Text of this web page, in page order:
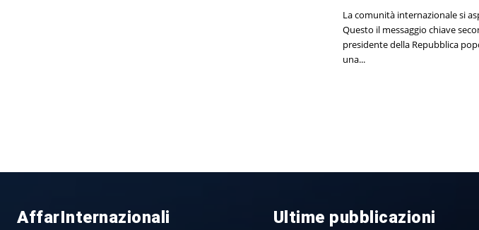
La comunità internazionale si
Questo il messaggio chiave
presidente della Repubblica
una...
AffarInternazionali Ultime pubblicazioni